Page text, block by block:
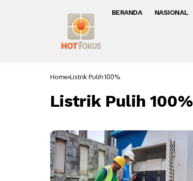
BERANDA NASIONAL
Home Listrik Pulih 100%
Listrik Pulih 100%